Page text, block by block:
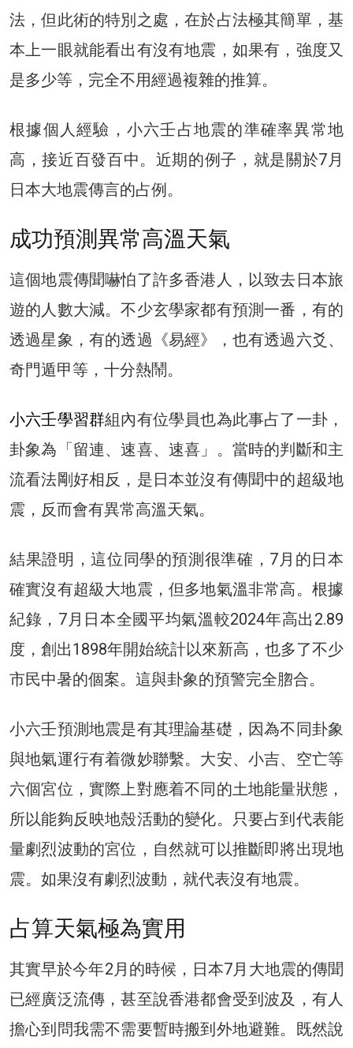
法，但此術的特別之處，在於占法極其簡單，基
本上一眼就能看出有沒有地震，如果有，強度又
是多少等，完全不用經過複雜的推算。
根據個人經驗，小六壬占地震的準確率異常地
高，接近百發百中。近期的例子，就是關於7月
日本大地震傳言的占例。
成功預測異常高溫天氣
這個地震傳聞嚇怕了許多香港人，以致去日本旅
遊的人數大減。不少玄學家都有預測一番，有的
透過星象，有的透過《易經》，也有透過六爻、
奇門遁甲等，十分熱鬧。
小六壬學習群組內有位學員也為此事占了一卦，
卦象為「留連、速喜、速喜」。當時的判斷和主
流看法剛好相反，是日本並沒有傳聞中的超級地
震，反而會有異常高溫天氣。
結果證明，這位同學的預測很準確，7月的日本
確實沒有超級大地震，但多地氣溫非常高。根據
紀錄，7月日本全國平均氣溫較2024年高出2.89
度，創出1898年開始統計以來新高，也多了不少
市民中暑的個案。這與卦象的預警完全脗合。
小六壬預測地震是有其理論基礎，因為不同卦象
與地氣運行有着微妙聯繫。大安、小吉、空亡等
六個宮位，實際上對應着不同的土地能量狀態，
所以能夠反映地殼活動的變化。只要占到代表能
量劇烈波動的宮位，自然就可以推斷即將出現地
震。如果沒有劇烈波動，就代表沒有地震。
占算天氣極為實用
其實早於今年2月的時候，日本7月大地震的傳聞
已經廣泛流傳，甚至說香港都會受到波及，有人
擔心到問我需不需要暫時搬到外地避難。既然說